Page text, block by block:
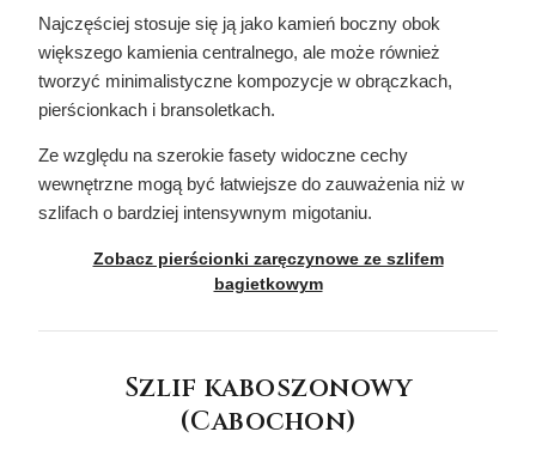
Najczęściej stosuje się ją jako kamień boczny obok
większego kamienia centralnego, ale może również
tworzyć minimalistyczne kompozycje w obrączkach,
pierścionkach i bransoletkach.
Ze względu na szerokie fasety widoczne cechy
wewnętrzne mogą być łatwiejsze do zauważenia niż w
szlifach o bardziej intensywnym migotaniu.
Zobacz pierścionki zaręczynowe ze szlifem
bagietkowym
Szlif kaboszonowy
(Cabochon)